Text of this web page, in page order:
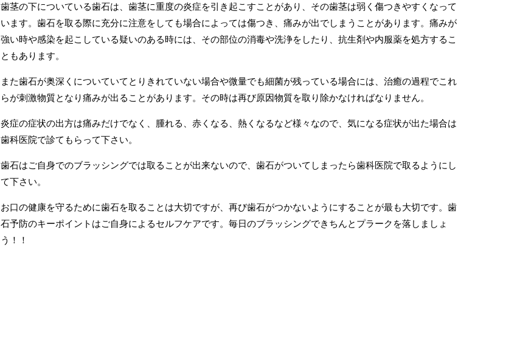
歯茎の下についている歯石は、歯茎に重度の炎症を引き起こすことがあり、その歯茎は弱く傷つきやすくなって
います。歯石を取る際に充分に注意をしても場合によっては傷つき、痛みが出でしまうことがあります。痛みが
強い時や感染を起こしている疑いのある時には、その部位の消毒や洗浄をしたり、抗生剤や内服薬を処方するこ
ともあります。
また歯石が奥深くについていてとりきれていない場合や微量でも細菌が残っている場合には、治癒の過程でこれ
らが刺激物質となり痛みが出ることがあります。その時は再び原因物質を取り除かなければなりません。
炎症の症状の出方は痛みだけでなく、腫れる、赤くなる、熱くなるなど様々なので、気になる症状が出た場合は
歯科医院で診てもらって下さい。
歯石はご自身でのブラッシングでは取ることが出来ないので、歯石がついてしまったら歯科医院で取るようにし
て下さい。
お口の健康を守るために歯石を取ることは大切ですが、再び歯石がつかないようにすることが最も大切です。歯
石予防のキーポイントはご自身によるセルフケアです。毎日のブラッシングできちんとプラークを落しましょ
う！！